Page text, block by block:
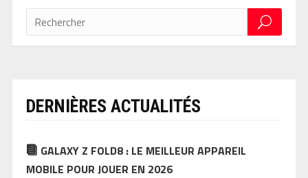
DERNIÈRES ACTUALITÉS
GALAXY Z FOLD8 : LE MEILLEUR APPAREIL
MOBILE POUR JOUER EN 2026